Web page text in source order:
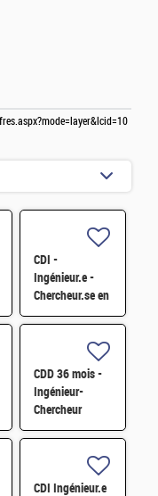
CDI -
Ingénieur.e -
Chercheur.se en
caractérisation
atomique
tomographique
H/F
CDD 36 mois -
Ingénieur-
Chercheur
matériaux -
corrosion sous
contrainte H/F
CDI Ingénieur.e